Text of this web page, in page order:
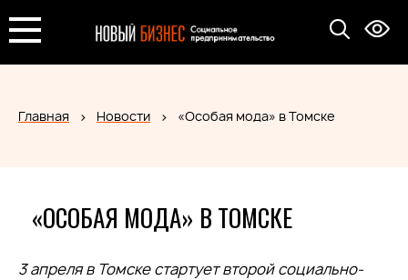
Главная Новости «Особая мода» в Томске
«ОСОБАЯ МОДА» В ТОМСКЕ
3 апреля в Томске стартует второй социально-